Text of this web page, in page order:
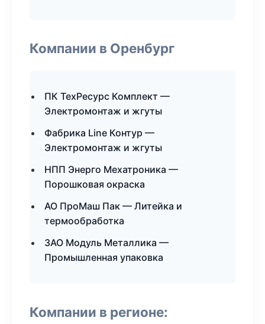
Компании в Оренбург
ПК ТехРесурс Комплект —
Электромонтаж и жгуты
Фабрика Line Контур —
Электромонтаж и жгуты
НПП Энерго Мехатроника —
Порошковая окраска
АО ПроМаш Пак — Литейка и
термообработка
ЗАО Модуль Металлика —
Промышленная упаковка
Компании в регионе: